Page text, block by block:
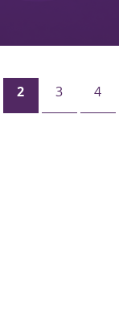
2 3 4